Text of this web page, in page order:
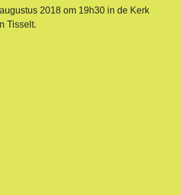
2018 om 19h30 in de Kerk
Tisselt.